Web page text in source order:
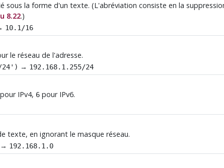
sous la forme d'un texte. (L'abréviation consiste en la
8.22.)
10.1/16
le réseau de l'adresse.
24') → 192.168.1.255/24
pour IPv4, 6 pour IPv6.
texte, en ignorant le masque réseau.
→ 192.168.1.0